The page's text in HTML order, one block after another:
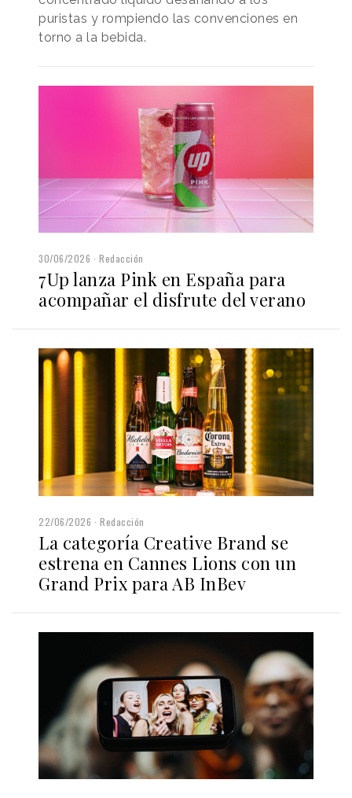
puristas y rompiendo las convenciones en
torno a la bebida.
30/06/2026 Redacción
7Up lanza Pink en España para
acompañar el disfrute del verano
22/06/2026 Redacción
La categoría Creative Brand se
estrena en Cannes Lions con un
Grand Prix para AB InBev